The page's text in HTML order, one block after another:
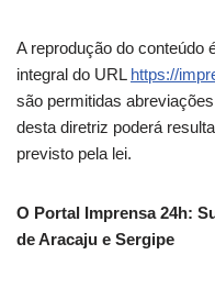
A reprodução do conteúdo
integral do URL https://
são permitidas
desta diretriz poderá
previsto pela lei.
O Portal Imprensa 24h:
de Aracaju e Sergipe